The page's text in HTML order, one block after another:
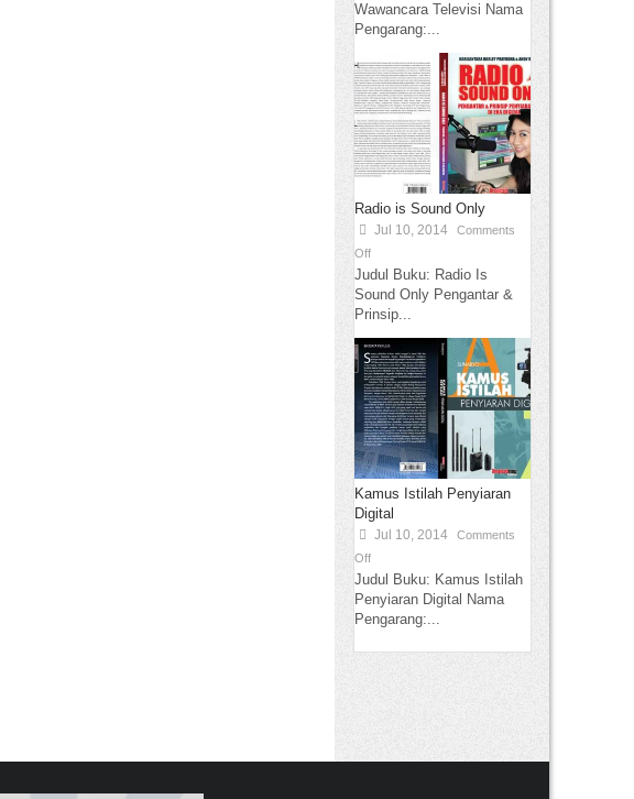
Wawancara Televisi Nama
Pengarang:...
Radio is Sound Only
Jul 10, 2014
Comments
Off
Judul Buku: Radio Is
Sound Only Pengantar &
Prinsip...
Kamus Istilah Penyiaran
Digital
Jul 10, 2014
Comments
Off
Judul Buku: Kamus Istilah
Penyiaran Digital Nama
Pengarang:...